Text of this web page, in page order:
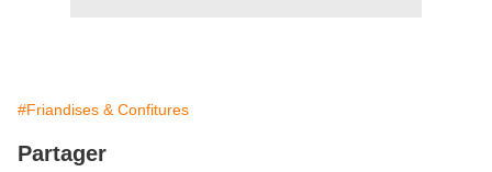
#Friandises & Confitures
Partager